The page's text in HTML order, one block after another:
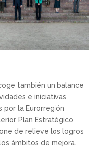
también un balance
e iniciativas
por la Eurorregión
Plan Estratégico
de relieve los logros
ámbitos de mejora.